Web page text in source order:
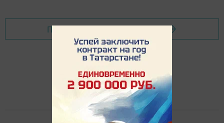
Перейти на страницу новости